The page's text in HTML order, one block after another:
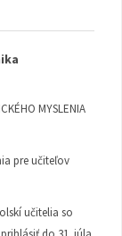
MYSLENIA
pre učiteľov
učitelia so